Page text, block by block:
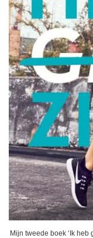
Mijn tweede boek ‘Ik